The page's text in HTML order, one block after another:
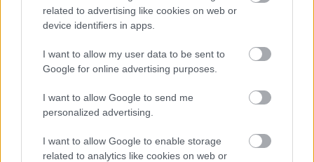
related to advertising like cookies on web or
device identifiers in apps.
I want to allow my user data to be sent to
Google for online advertising purposes.
I want to allow Google to send me
personalized advertising.
I want to allow Google to enable storage
related to analytics like cookies on web or
»háromdimenziós modellként« körbeforgatni és
megnézni a fiú, az apa, a paraszt, a halak vagy egy
A versből, a mítoszból, improvizációkból,
beszélgetésekből szőttünk egy organikus belső
partitúrát, egy »nyitott szárnyú emelkedő zuhanást«,
és megpróbáltuk ismételhetővé tenni.